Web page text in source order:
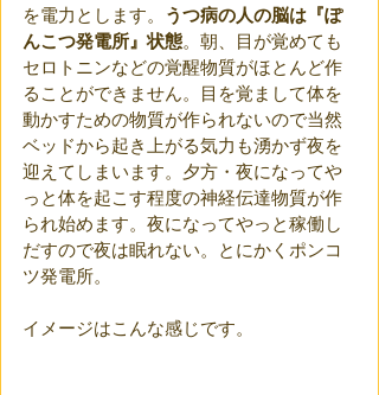
を電力とします。
うつ病の人の脳は『ぽ
んこつ発電所』状態。朝、目が覚めても
セロトニンなどの覚醒物質がほとんど作
ることができません。目を覚まして体を
動かすための物質が作られないので当然
ベッドから起き上がる気力も湧かず夜を
迎えてしまいます。夕方・夜になってや
っと体を起こす程度の神経伝達物質が作
られ始めます。夜になってやっと稼働し
だすので夜は眠れない。とにかくポンコ
ツ発電所。
イメージはこんな感じです。